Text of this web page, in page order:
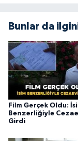
Bunlar da
Film Gerçek Oldu:
Benzerliğiyle
Girdi